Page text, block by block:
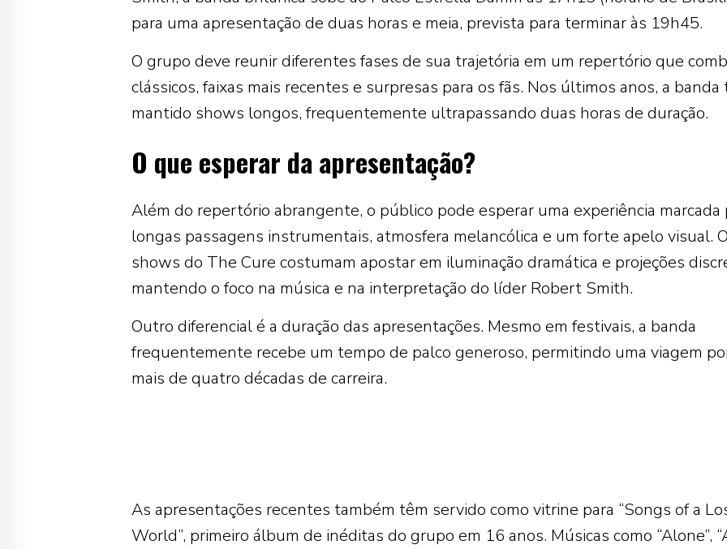
para uma apresentação de duas horas e meia, prevista para terminar às 19h45.
O grupo deve reunir diferentes fases de sua trajetória em um repertório que
clássicos, faixas mais recentes e surpresas para os fãs. Nos últimos anos, a banda
mantido shows longos, frequentemente ultrapassando duas horas de duração.
O que esperar da apresentação?
Além do repertório abrangente, o público pode esperar uma experiência marcada
longas passagens instrumentais, atmosfera melancólica e um forte apelo visual.
shows do The Cure costumam apostar em iluminação dramática e projeções
mantendo o foco na música e na interpretação do líder Robert Smith.
Outro diferencial é a duração das apresentações. Mesmo em festivais, a banda
frequentemente recebe um tempo de palco generoso, permitindo uma viagem
mais de quatro décadas de carreira.
As apresentações recentes também têm servido como vitrine para “Songs of a
World”, primeiro álbum de inéditas do grupo em 16 anos. Músicas como “Alone”,